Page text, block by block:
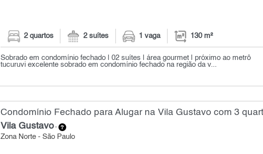
2 quartos 2 suítes 1 vaga 130 m²
Sobrado em condomínio fechado | 02 suítes | área gourmet | próximo ao metrô
tucuruvi excelente sobrado em condomínio fechado na região da v...
Condomínio Fechado para Alugar na Vila Gustavo com 3
Vila Gustavo-
Zona Norte - São Paulo